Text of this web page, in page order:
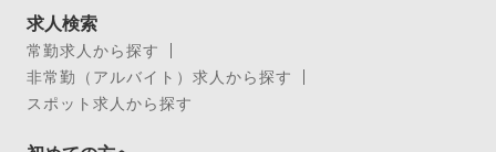
求人検索
常勤求人から探す
非常勤（アルバイト）求人から探す
スポット求人から探す